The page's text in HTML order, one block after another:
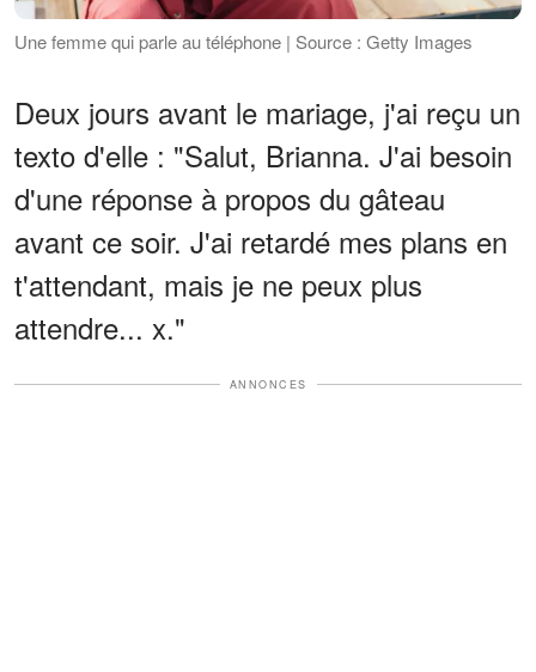
Une femme qui parle au téléphone | Source : Getty Images
Deux jours avant le mariage, j'ai reçu un
texto d'elle : "Salut, Brianna. J'ai besoin
d'une réponse à propos du gâteau
avant ce soir. J'ai retardé mes plans en
t'attendant, mais je ne peux plus
attendre... x."
ANNONCES